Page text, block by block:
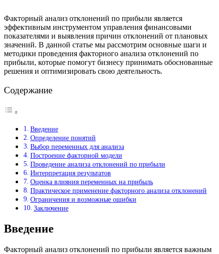
Факторный анализ отклонений по прибыли является
эффективным инструментом управления финансовыми
показателями и выявления причин отклонений от плановых
значений. В данной статье мы рассмотрим основные шаги и
методики проведения факторного анализа отклонений по
прибыли, которые помогут бизнесу принимать обоснованные
решения и оптимизировать свою деятельность.
Содержание
Введение
Определение понятий
Выбор переменных для анализа
Построение факторной модели
Проведение анализа отклонений по прибыли
Интерпретация результатов
Оценка влияния переменных на прибыль
Практическое применение факторного анализа отклонений
Ограничения и возможные ошибки
Заключение
Введение
Факторный анализ отклонений по прибыли является важным